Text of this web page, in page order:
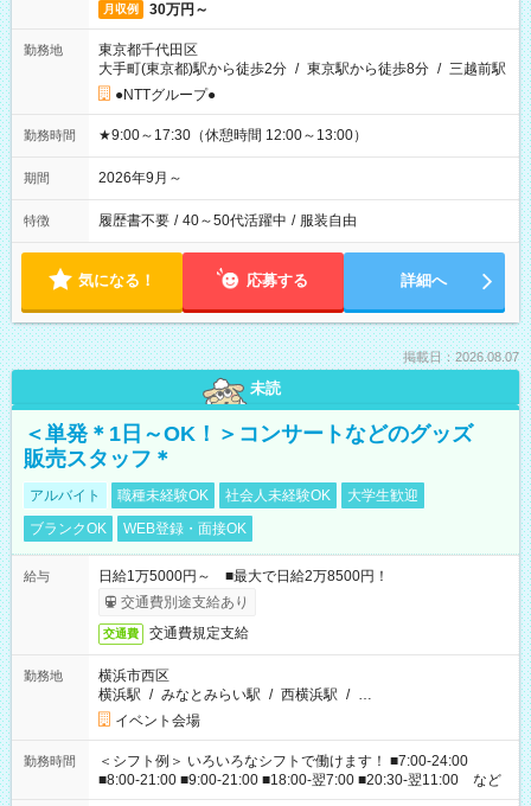
月収例 30万円～
勤務地
東京都千代田区
大手町(東京都)駅から徒歩2分 / 東京駅から徒歩8分 / 三越前駅
●NTTグループ●
勤務時間 ★9:00～17:30（休憩時間 12:00～13:00）
期間 2026年9月～
特徴 履歴書不要 / 40～50代活躍中 / 服装自由
気になる！ 応募する 詳細へ
掲載日：2026.08.07
未読
＜単発＊1日～OK！＞コンサートなどのグッズ
販売スタッフ＊
アルバイト 職種未経験OK 社会人未経験OK
大学生歓迎
ブランクOK
WEB登録・面接OK
給与
日給1万5000円～ ■最大で日給2万8500円！
交通費別途支給あり
交通費 交通費規定支給
勤務地
横浜市西区
横浜駅 / みなとみらい駅 / 西横浜駅 / …
イベント会場
勤務時間
＜シフト例＞ いろいろなシフトで働けます！ ■7:00-24:00
■8:00-21:00 ■9:00-21:00 ■18:00-翌7:00 ■20:30-翌11:00 など